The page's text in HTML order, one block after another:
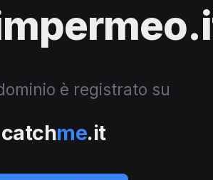
è registrato su
catchme.it